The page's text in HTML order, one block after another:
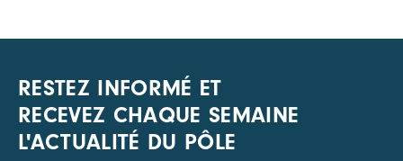
RESTEZ INFORMÉ ET
RECEVEZ CHAQUE SEMAINE
L'ACTUALITÉ DU PÔLE